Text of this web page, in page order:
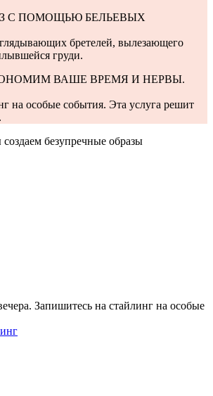
С ПОМОЩЬЮ БЕЛЬЕВЫХ
бретелей, вылезающего
груди.
ВАШЕ ВРЕМЯ И НЕРВЫ.
на особые события. Эта услуга решит
безупречные образы
Запишитесь на стайлинг на особые